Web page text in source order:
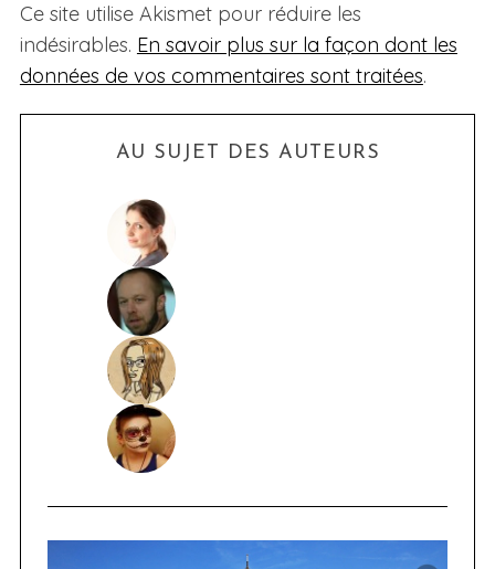
Ce site utilise Akismet pour réduire les
indésirables. En savoir plus sur la façon dont les
données de vos commentaires sont traitées.
AU SUJET DES AUTEURS